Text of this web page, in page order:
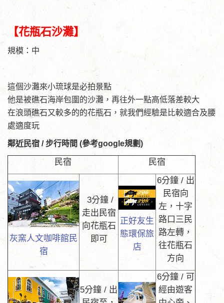
【花瓶石沙灘】
規模：中
這個沙灘來小琉球是必拍景點
他是被礁石海岸包圍的沙灘，再往外一點高低落差較大
在浪頭礁石又較多的的花瓶石，就我們經驗是比較適合及腰
處適度玩
鄰近民宿 / 步行時間 (參考google規劃)
民宿 民宿
灰窯人文咖啡館民
宿
3分鐘 /
走出民宿
向花瓶石
即可
正好友生
態環保旅
店
6分鐘 / 出
民宿向
左，十字
路口三民
路左轉，
往花瓶石
方向
5分鐘 / 出
6分鐘 / 可
經由遊客